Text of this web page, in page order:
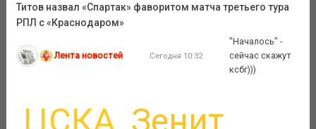
Титов назвал «Спартак» фаворитом матча третьего тура
РПЛ с «Краснодаром»
Лента новостей Сегодня 10:32
"Началось" -
сейчас скажут
ксбг)))
ЦСКА Зенит